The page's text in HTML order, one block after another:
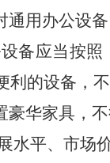
用办公设
备应当按
利的设备，
华家具，不
水平、市场